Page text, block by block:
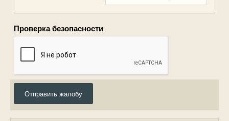
Проверка безопасности
Отправить жалобу